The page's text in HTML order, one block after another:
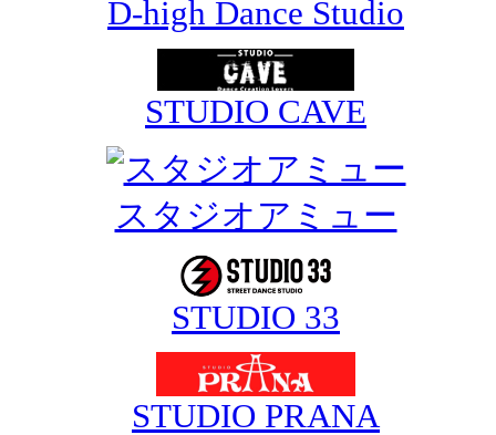
D-high Dance Studio
STUDIO CAVE
スタジオアミュー
STUDIO 33
STUDIO PRANA